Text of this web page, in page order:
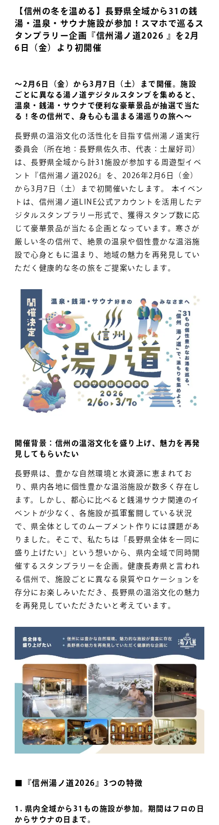
【信州の冬を温める】長野県全域から31の銭
湯・温泉・サウナ施設が参加！スマホで巡るス
タンプラリー企画『信州湯ノ道2026 』を2月
6日（金）より初開催
〜2月6日（金）から3月7日（土）まで開催。施設
ごとに異なる湯ノ道デジタルスタンプを集めると、
温泉・銭湯・サウナで便利な豪華景品が抽選で当た
る！冬の信州で、身も心も温まる湯巡りの旅へ〜
長野県の温浴文化の活性化を目指す信州湯ノ道実行
委員会（所在地：長野県佐久市、代表：土屋好司）
は、長野県全域から計31施設が参加する周遊型イベ
ント『信州湯ノ道2026』を、2026年2月6日（金）
から3月7日（土）まで初開催いたします。 本イベン
トは、信州湯ノ道LINE公式アカウントを活用したデ
ジタルスタンプラリー形式で、獲得スタンプ数に応
じて豪華景品が当たる企画となっています。寒さが
厳しい冬の信州で、絶景の温泉や個性豊かな温浴施
設で心身ともに温まり、地域の魅力を再発見してい
ただく健康的な冬の旅をご提案いたします。
開催背景：信州の温浴文化を盛り上げ、魅力を再発
見してもらいたい
長野県は、豊かな自然環境と水資源に恵まれてお
り、県内各地に個性豊かな温浴施設が数多く存在し
ます。しかし、都心に比べると銭湯サウナ関連のイ
ベントが少なく、各施設が孤軍奮闘している状況
で、県全体としてのムーブメント作りには課題があ
りました。そこで、私たちは「長野県全体を一同に
盛り上げたい」という想いから、県内全域で同時開
催するスタンプラリーを企画。健康長寿県と言われ
る信州で、施設ごとに異なる泉質やロケーションを
存分にお楽しみいただき、長野県の温浴文化の魅力
を再発見していただきたいと考えています。
■『信州湯ノ道2026』3つの特徴
1. 県内全域から31もの施設が参加。期間はフロの日
からサウナの日まで。